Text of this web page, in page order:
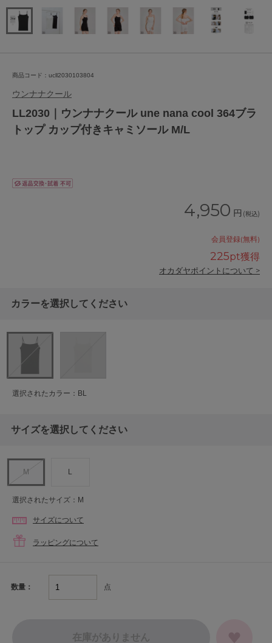
商品コード：ucll2030103804
ウンナナクール
LL2030｜ウンナナクール une nana cool 364ブラ
トップ カップ付きキャミソール M/L
4,950 円 (税込)
会員登録(無料)
225pt獲得
オカダヤポイントについて >
カラーを選択してください
選択されたカラー：BL
サイズを選択してください
M L
選択されたサイズ：M
サイズについて
ラッピングについて
数量： 点
在庫がありません